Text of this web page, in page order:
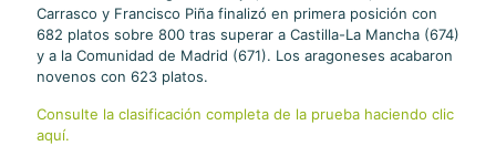
Carrasco y Francisco Piña finalizó en primera posición con
682 platos sobre 800 tras superar a Castilla-La Mancha (674)
y a la Comunidad de Madrid (671). Los aragoneses acabaron
novenos con 623 platos.
Consulte la clasificación completa de la prueba haciendo clic
aquí.